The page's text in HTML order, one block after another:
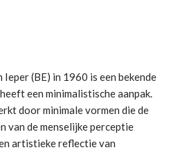
(BE) in 1960 is een bekende
een minimalistische aanpak.
door minimale vormen die de
van de menselijke perceptie
artistieke reflectie van